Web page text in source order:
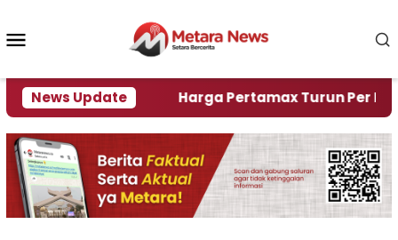
konten
News Update
Krisi Air Harga Pertamax Turun Per Hari Ini,